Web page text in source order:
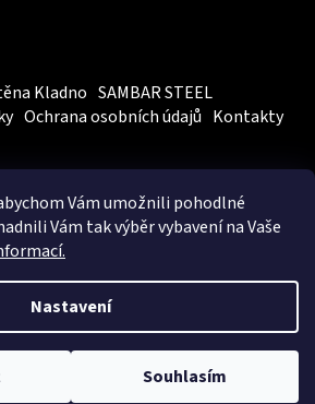
Vámumožnili pohodlné
Vám tak výběr vybavení na Vaše
Nastavení
Souhlasím
Kladno SAMBAR STEEL
Ochrana osobních údajů Kontakty
Vytvořil Shoptet
&BEOM.cz
. Všechna práva vyhrazena.
nastavení cookies